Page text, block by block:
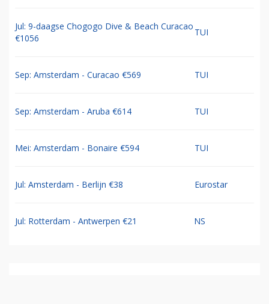
Jul: 9-daagse Chogogo Dive & Beach Curacao
€1056
TUI
Sep: Amsterdam - Curacao €569 TUI
Sep: Amsterdam - Aruba €614 TUI
Mei: Amsterdam - Bonaire €594 TUI
Jul: Amsterdam - Berlijn €38 Eurostar
Jul: Rotterdam - Antwerpen €21 NS